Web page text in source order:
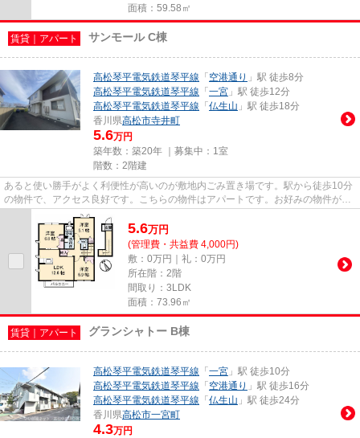
面積：59.58㎡
賃貸｜アパート サンモール C棟
高松琴平電気鉄道琴平線 「 空港通り 」駅 徒歩8分
高松琴平電気鉄道琴平線 「 一宮 」駅 徒歩12分
高松琴平電気鉄道琴平線 「 仏生山 」駅 徒歩18分
香川県高松市寺井町
5.6万円
築年数：築20年 ｜募集中： 1室
階数：2階建
あると使い勝手がよく利便性が高いのが敷地内ごみ置き場です。駅から徒歩10分
の物件で、アクセス良好です。こちらの物件はアパートです。お好みの物件がお
決まりでしたら、当社まで内...
5.6万円
(管理費・共益費 4,000円)
敷：0万円｜礼：0万円
所在階：2階
間取り：3LDK
面積：73.96㎡
賃貸｜アパート グランシャトー B棟
高松琴平電気鉄道琴平線 「 一宮 」駅 徒歩10分
高松琴平電気鉄道琴平線 「 空港通り 」駅 徒歩16分
高松琴平電気鉄道琴平線 「 仏生山 」駅 徒歩24分
香川県高松市一宮町
4.3万円